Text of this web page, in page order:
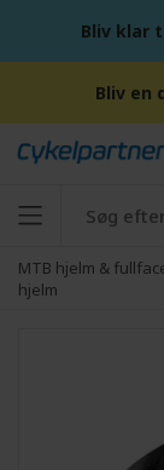
Bliv klar
Bliv en
MTB hjelm &
hjelm